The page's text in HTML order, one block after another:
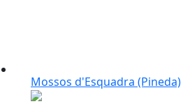
Mossos d'Esquadra (Pineda)